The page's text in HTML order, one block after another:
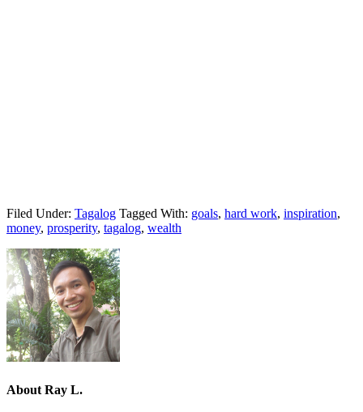
Filed Under: Tagalog Tagged With: goals, hard work, inspiration,
money, prosperity, tagalog, wealth
About Ray L.